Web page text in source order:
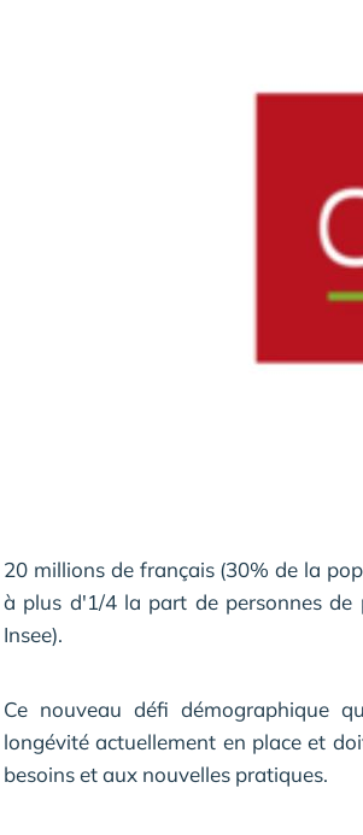
20 millions de français (30% de la
à plus d'1/4 la part de personnes
Insee).
Ce nouveau défi démographique
longévité actuellement en place et
besoins et aux nouvelles pratiques.